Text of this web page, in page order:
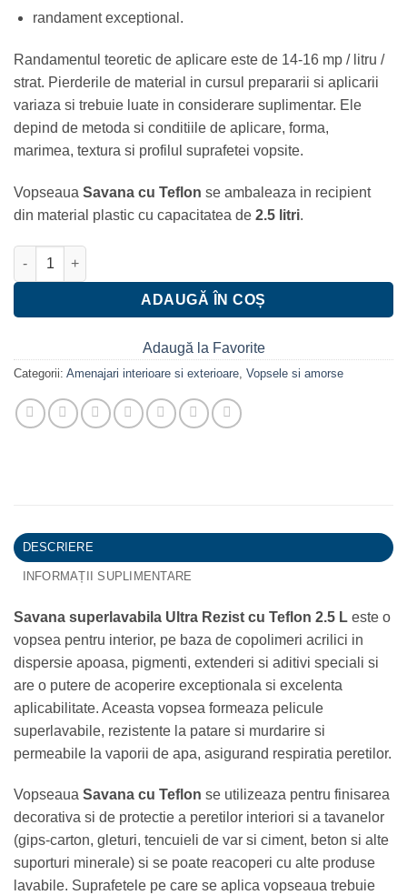
randament exceptional.
Randamentul teoretic de aplicare este de 14-16 mp / litru /
strat. Pierderile de material in cursul prepararii si aplicarii
variaza si trebuie luate in considerare suplimentar. Ele
depind de metoda si conditiile de aplicare, forma,
marimea, textura si profilul suprafetei vopsite.
Vopseaua Savana cu Teflon se ambaleaza in recipient
din material plastic cu capacitatea de 2.5 litri.
Cantitate Vopsea superlavabila interior, Savana Ultra Rezist cu
ADAUGĂ ÎN COȘ
Adaugă la Favorite
Categorii: Amenajari interioare si exterioare Vopsele si amorse
DESCRIERE
INFORMAȚII SUPLIMENTARE
Savana superlavabila Ultra Rezist cu Teflon 2.5 L este o
vopsea pentru interior, pe baza de copolimeri acrilici in
dispersie apoasa, pigmenti, extenderi si aditivi speciali si
are o putere de acoperire exceptionala si excelenta
aplicabilitate. Aceasta vopsea formeaza pelicule
superlavabile, rezistente la patare si murdarire si
permeabile la vaporii de apa, asigurand respiratia peretilor.
Vopseaua Savana cu Teflon se utilizeaza pentru finisarea
decorativa si de protectie a peretilor interiori si a tavanelor
(gips-carton, gleturi, tencuieli de var si ciment, beton si alte
suporturi minerale) si se poate reacoperi cu alte produse
lavabile. Suprafetele pe care se aplica vopseaua trebuie